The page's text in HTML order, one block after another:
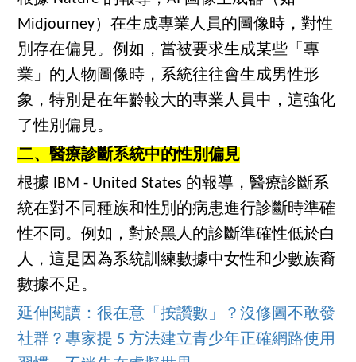
Midjourney）在生成專業人員的圖像時，對性
別存在偏見。例如，當被要求生成某些「專
業」的人物圖像時，系統往往會生成男性形
象，特別是在年齡較大的專業人員中，這強化
了性別偏見。
二、醫療診斷系統中的性別偏見
根據 IBM - United States 的報導，醫療診斷系
統在對不同種族和性別的病患進行診斷時準確
性不同。例如，對於黑人的診斷準確性低於白
人，這是因為系統訓練數據中女性和少數族裔
數據不足。
延伸閱讀：很在意「按讚數」？沒修圖不敢發
社群？專家提 5 方法建立青少年正確網路使用